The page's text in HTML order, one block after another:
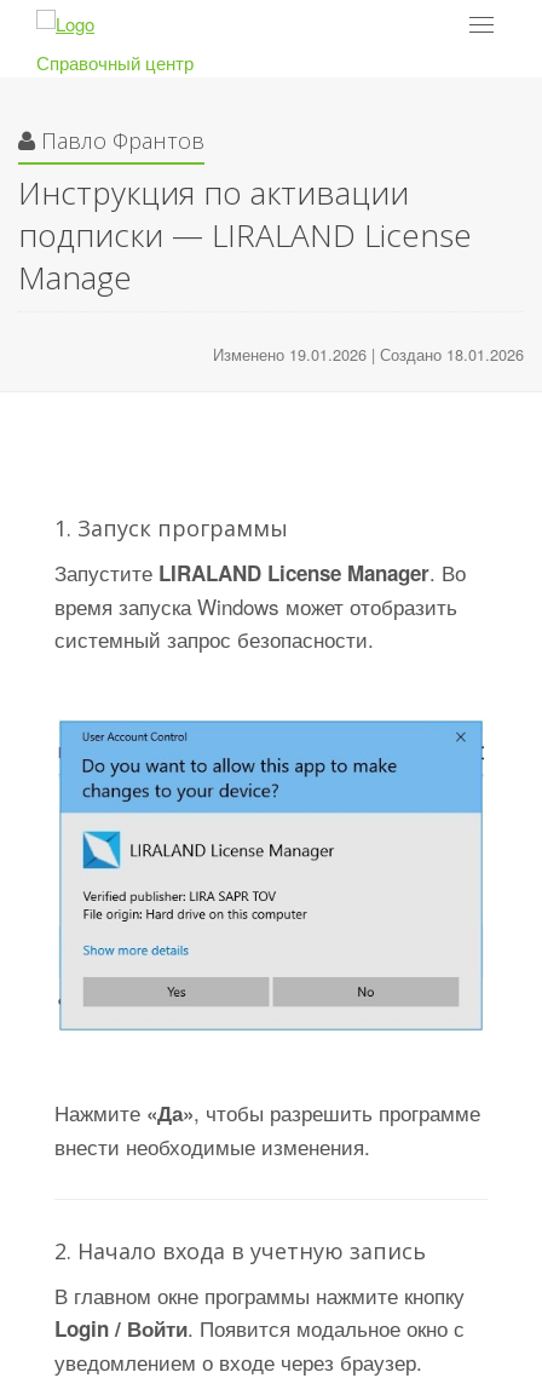
Toggle
Справочный центр
Павло Франтов
Инструкция по активации
подписки — LIRALAND License
Manage
Изменено 19.01.2026 | Создано 18.01.2026
1. Запуск программы
Запустите LIRALAND License Manager. Во
время запуска Windows может отобразить
системный запрос безопасности.
Нажмите «Да», чтобы разрешить программе
внести необходимые изменения.
2. Начало входа в учетную запись
В главном окне программы нажмите кнопку
Login / Войти. Появится модальное окно с
уведомлением о входе через браузер.